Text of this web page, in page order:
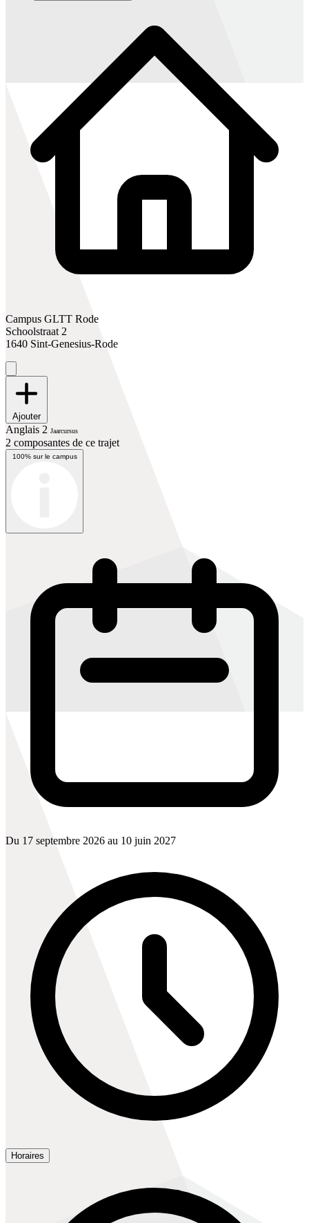
Campus GLTT Rode
Schoolstraat 2
1640 Sint-Genesius-Rode
Ajouter
Anglais 2 Jaarcursus
2 composantes de ce trajet
100% sur le campus
Du 17 septembre 2026 au 10 juin 2027
Horaires